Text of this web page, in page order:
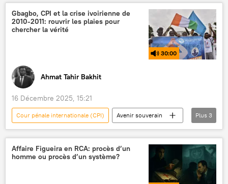
Gbagbo, CPI et la crise ivoirienne de
2010-2011: rouvrir les plaies pour
chercher la vérité
30:00
Ahmat Tahir Bakhit
16 Décembre 2025, 15:21
Cour pénale internationale (CPI)
Avenir souverain
Podcasts
Laurent Gbagbo
Situation en Côte d'Ivoire
Plus 3
Affaire Figueira en RCA: procès d’un
homme ou procès d’un système?